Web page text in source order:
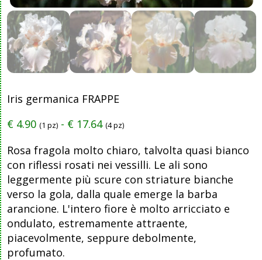
Iris germanica FRAPPE
€ 4.90 (1 pz) - € 17.64 (4 pz)
Rosa fragola molto chiaro, talvolta quasi bianco
con riflessi rosati nei vessilli. Le ali sono
leggermente più scure con striature bianche
verso la gola, dalla quale emerge la barba
arancione. L'intero fiore è molto arricciato e
ondulato, estremamente attraente,
piacevolmente, seppure debolmente,
profumato.